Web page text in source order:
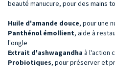
beauté manucure, pour des mains
Huile d'amande douce, pour une
Panthénol émollient, aide à
l'ongle
Extrait d'ashwagandha à l'action
Probiotiques, pour préserver et